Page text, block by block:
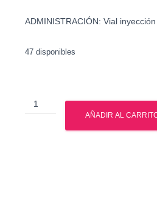
ADMINISTRACIÓN: Vial inyección
47 disponibles
Trembolona
Acetato
AÑADIR AL